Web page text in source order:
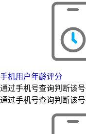
手机用户年龄评分
通过手机号查询判断该
通过手机号查询判断该